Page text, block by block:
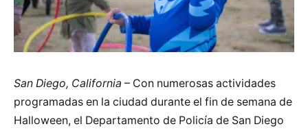
San Diego, California – Con numerosas actividades
programadas en la ciudad durante el fin de semana de
Halloween, el Departamento de Policía de San Diego